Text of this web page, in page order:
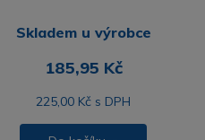
Skladem u výrobce
185,95 Kč
225,00 Kč s DPH